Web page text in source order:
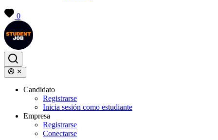
0
Candidato
Registrarse
Inicia sesión como estudiante
Empresa
Registrarse
Conectarse